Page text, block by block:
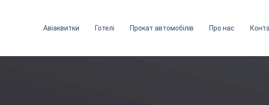
Авіаквитки Готелі Прокат автомобілів Про нас